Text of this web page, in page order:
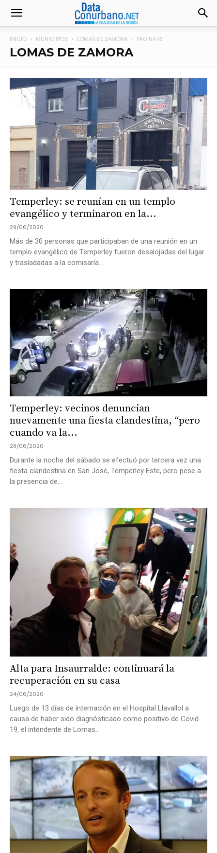
INICIO MUNICIPIOS LOMAS DE ZAMORA PÁGINA 18
LOMAS DE ZAMORA
Temperley: se reunían en un templo
evangélico y terminaron en la...
29/06/2020
Más de 30 personas que participaban de una reunión en un
templo evangélico de Temperley fueron desalojadas del lugar
y trasladadas a la comisaría...
Temperley: vecinos denuncian
nuevamente una fiesta clandestina, “pero
cuando va la...
28/06/2020
Durante la noche del sábado se efectuó por tercera vez una
fiesta clandestina en San José, Temperley Este, pero pese a
la presencia de...
Alta para Insaurralde: continuará la
recuperación en su casa
24/06/2020
Luego de 13 días de internación en el Hospital Llavallol a
causa de haber sido diagnósticado como positivo de Covid-
19, el intendente de Lomas...